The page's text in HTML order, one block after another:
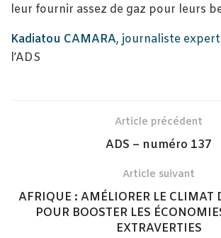
leur fournir assez de gaz pour leurs
Kadiatou CAMARA, journaliste
l’ADS
Article précédent
ADS – numéro 137
Article suivant
AFRIQUE : AMÉLIORER LE CLIMAT
POUR BOOSTER LES
EXTRAVERTIES